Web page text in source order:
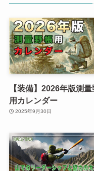
【装備】2026年版測
用カレンダー
2025年9月30日